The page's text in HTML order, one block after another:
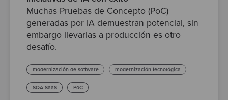
Muchas Pruebas de Concepto (PoC)
generadas por IA demuestran potencial, sin
embargo llevarlas a producción es otro
desafío.
modernización de software modernización tecnológica
SQA SaaS PoC